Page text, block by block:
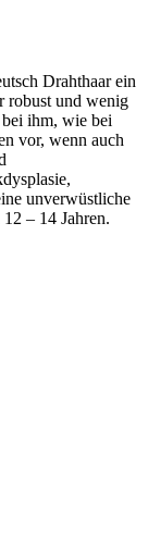
Drahthaar ein
robust und wenig
ihm, wie bei
vor, wenn auch
unverwüstliche
– 14 Jahren.